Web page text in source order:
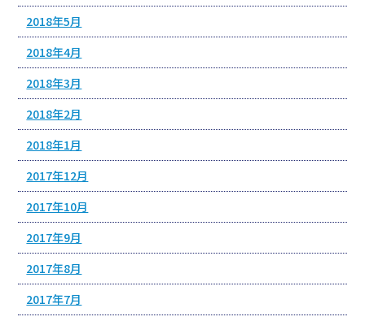
2018年5月
2018年4月
2018年3月
2018年2月
2018年1月
2017年12月
2017年10月
2017年9月
2017年8月
2017年7月